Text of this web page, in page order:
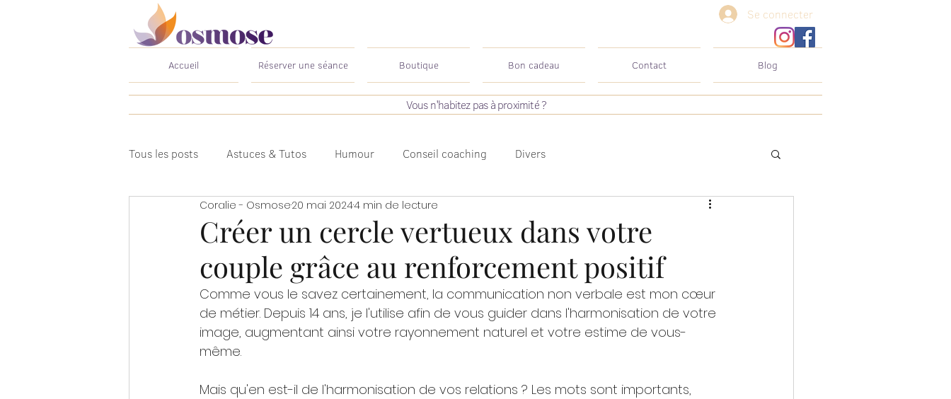
Se connecter
Accueil Réserver une séance Boutique Bon cadeau Contact Blog
Vous n'habitez pas à proximité ?
Tous les posts Astuces & Tutos Humour Conseil coaching Divers
Créer un cercle vertueux dans votre
couple grâce au renforcement positif
Coralie - Osmose20 mai 20244 min de lecture
Comme vous le savez certainement, la communication non verbale est mon cœur
de métier. Depuis 14 ans, je l'utilise afin de vous guider dans l'harmonisation de votre
image, augmentant ainsi votre rayonnement naturel et votre estime de vous-
même.
Mais qu'en est-il de l'harmonisation de vos relations ? Les mots sont importants,